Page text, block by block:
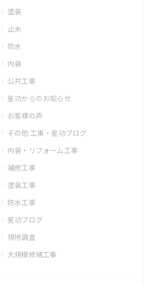
塗装
止水
防水
内装
公共工事
星功からのお知らせ
お客様の声
その他 工事・星功ブログ
内装・リフォーム工事
補修工事
塗装工事
防水工事
星功ブログ
現地調査
大規模修繕工事